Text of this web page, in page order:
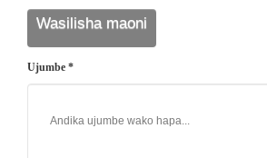
Ujumbe *